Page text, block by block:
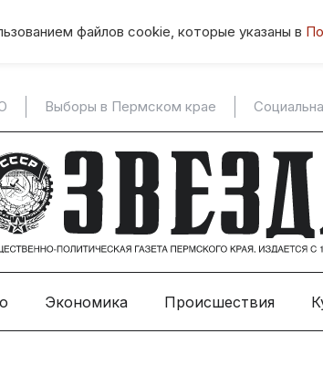
файлов cookie, которые указаны в
Выборы в Пермском крае
Экономика Происшествия